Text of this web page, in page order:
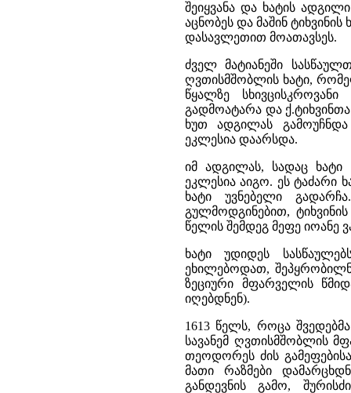
შეიყვანა და ხატის
აცნობეს და მაშინ
დასავლეთით მოათავსეს.
ძველ მატიანეში
ღვთისმშობლის ხატი,
წყალზე
გადმოატარა და
ხუთ ადგილას გამოუჩნდა
ეკლესია დაარსდა.
იმ ადგილას, სადაც ხატი
ეკლესია აიგო. ეს ტაძარი
ხატი უვნებელი
გულმოდგინებით,
წელის შემდეგ მეფე იოანე
ხატი უდიდეს
ეხილებოდათ,
ზეციური მფარველის
იღებდნენ).
1613 წელს, როცა
სავანემ ღვთისმშობლის
თეოდორეს ძის
მათი რაზმები
განდევნის გამო,